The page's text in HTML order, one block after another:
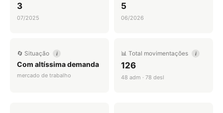
3
07/2025
5
06/2026
🔄 Situação i
Com altíssima demanda
mercado de trabalho
📊 Total movimentações i
126
48 adm · 78 desl